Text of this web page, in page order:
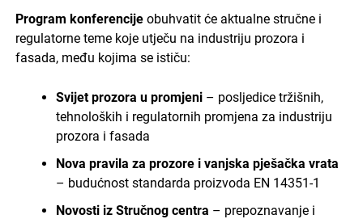
Program konferencije obuhvatit će aktualne stručne i
regulatorne teme koje utječu na industriju prozora i
fasada, među kojima se ističu:
Svijet prozora u promjeni– posljedice tržišnih,
tehnoloških i regulatornih promjena za industriju
prozora i fasada
Nova pravila za prozore i vanjska pješačka vrata
– budućnost standarda proizvoda EN 14351-1
Novosti iz Stručnog centra – prepoznavanje i